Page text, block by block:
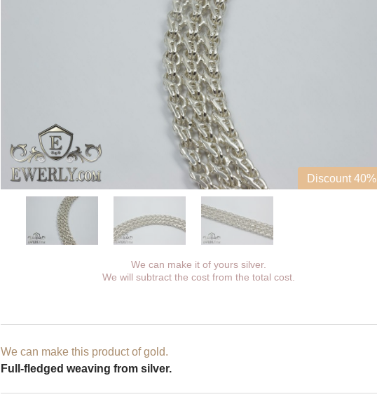
Discount 40%
We can make it of yours silver.
We will subtract the cost from the total cost.
We can make this product of gold.
Full-fledged weaving from silver.